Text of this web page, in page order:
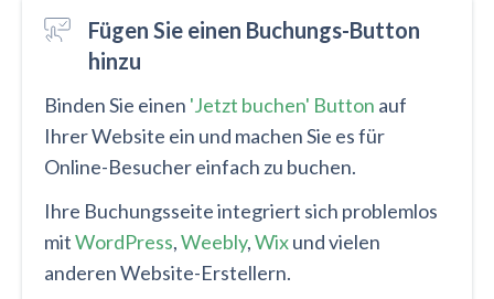
Fügen Sie einen Buchungs-Button
hinzu
Binden Sie einen 'Jetzt buchen' Button auf
Ihrer Website ein und machen Sie es für
Online-Besucher einfach zu buchen.
Ihre Buchungsseite integriert sich problemlos
mitWordPress,Weebly,Wixund vielen
anderen Website-Erstellern.